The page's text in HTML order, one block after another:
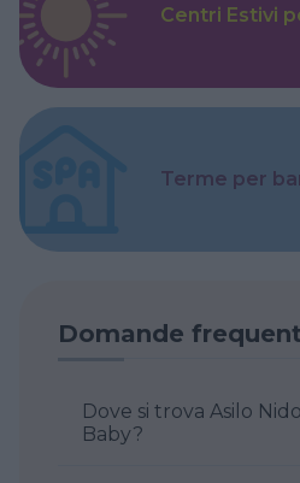
Centri Estivi
Terme per
Domande
Dove si trova Asilo
Baby?